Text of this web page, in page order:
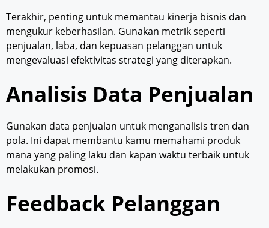
Terakhir, penting untuk memantau kinerja bisnis dan
mengukur keberhasilan. Gunakan metrik seperti
penjualan, laba, dan kepuasan pelanggan untuk
mengevaluasi efektivitas strategi yang diterapkan.
Analisis Data Penjualan
Gunakan data penjualan untuk menganalisis tren dan
pola. Ini dapat membantu kamu memahami produk
mana yang paling laku dan kapan waktu terbaik untuk
melakukan promosi.
Feedback Pelanggan